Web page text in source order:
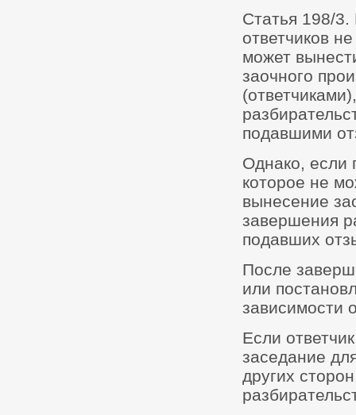
Статья 198/3.
ответчиков
может
заочного
подавшими
Однако, если
которое не
вынесение
завершения
подавших
После
или
зависимости
Если
заседание
других